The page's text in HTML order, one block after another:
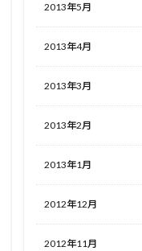
2013年5月
2013年4月
2013年3月
2013年2月
2013年1月
2012年12月
2012年11月